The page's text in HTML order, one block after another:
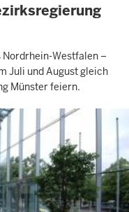
Nordrhein-Westfalen –
Juli und August gleich
Münster feiern.